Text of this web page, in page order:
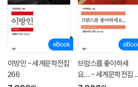
이방인 - 세계문학전집
266
브람스를 좋아하세
요… - 세계문학전집 1